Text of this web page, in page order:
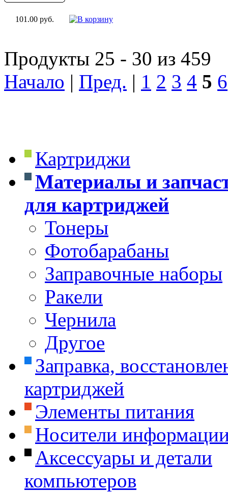
101.00 руб.
Продукты 25 - 30 из 459
Начало | Пред. | 1 2 3 4 5 6
Картриджи
Материалы и
для картриджей
Тонеры
Фотобарабаны
Заправочные наборы
Ракели
Чернила
Другое
Заправка,
картриджей
Элементы питания
Носители
Аксессуары и детали
компьютеров